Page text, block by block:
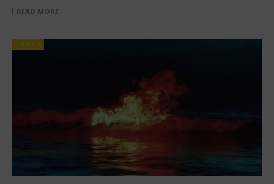
READ MORE
LYRICS